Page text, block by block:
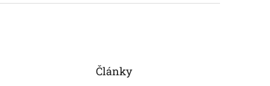
Články